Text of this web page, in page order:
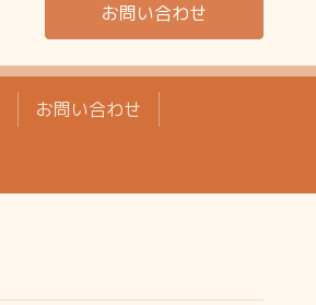
お問い合わせ
お問い合わせ